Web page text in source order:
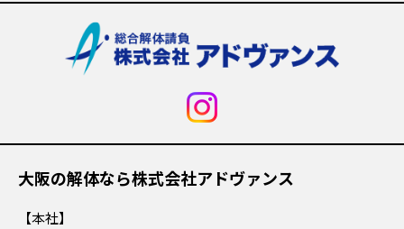
大阪の解体なら株式会社アドヴァンス
本社